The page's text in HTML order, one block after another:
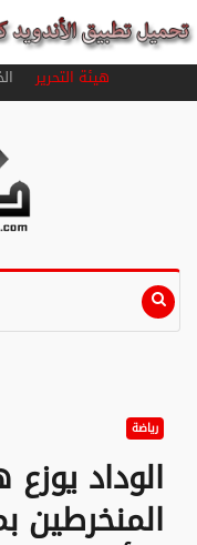
هيئة التحريرالخميس 06
رياضة
الوداد
المنخرطين